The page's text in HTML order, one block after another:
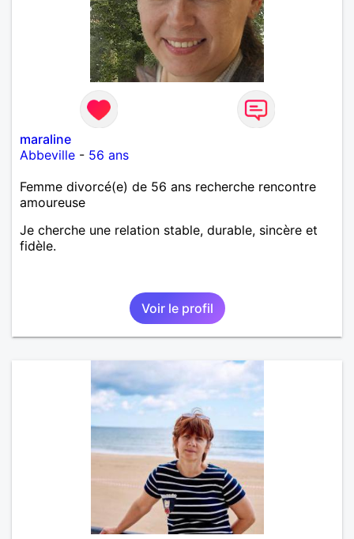
maraline
Abbeville - 56 ans
Femme divorcé(e) de 56 ans recherche rencontre
amoureuse
Je cherche une relation stable, durable, sincère et
fidèle.
Voir le profil